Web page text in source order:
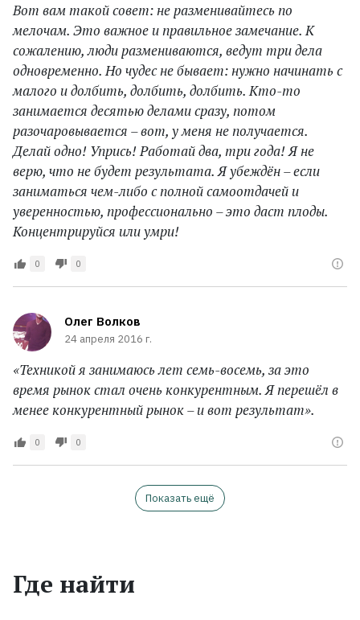
Вот вам такой совет: не разменивайтесь по
мелочам. Это важное и правильное замечание. К
сожалению, люди размениваются, ведут три дела
одновременно. Но чудес не бывает: нужно начинать с
малого и долбить, долбить, долбить. Кто-то
занимается десятью делами сразу, потом
разочаровывается – вот, у меня не получается.
Делай одно! Упрись! Работай два, три года! Я не
верю, что не будет результата. Я убеждён – если
заниматься чем-либо с полной самоотдачей и
уверенностью, профессионально – это даст плоды.
Концентрируйся или умри!
0 0
Олег Волков
24 апреля 2016 г.
«Техникой я занимаюсь лет семь-восемь, за это
время рынок стал очень конкурентным. Я перешёл в
менее конкурентный рынок – и вот результат».
0 0
Показать ещё
Где найти